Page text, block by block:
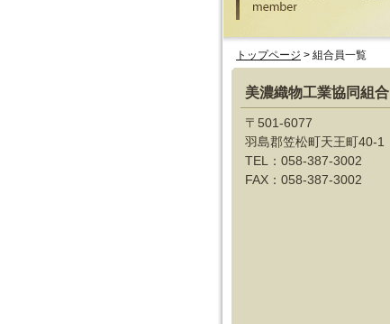
トップページ > 組合員一覧
美濃織物工業協同組合
〒501-6077
羽島郡笠松町天王町40-1
TEL：058-387-3002
FAX：058-387-3002